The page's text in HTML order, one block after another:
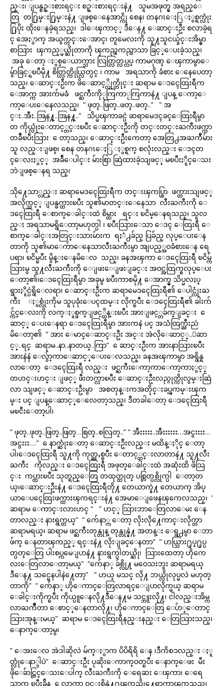
ည္း၊ ျပန္စဥ္းစားရင္း စဥ္းစားရင္းနဲ႔ သူမအဖုတ္မွ အရည္ေ
တြ တ႐ြမ္း႐ြမ္းနဲ႔ ျဖစ္ေနေအာင္ကို စေန၊ တနဂၤေႏြ ႏွစ္ရက္လုံး
႐ြပိုး ထိုးေနခဲ့ရသည္၊ ဒါေၾကာင့္ ဒီေန႔ ေဆာင္းဦး စလာခဲ့ရ
င္ အေႏွာက္ အယွက္ကင္းေအာင္၊ တူမေလးကို သူ႔သူငယ္ခ်င္းအိမ္မွာ
စာသြား ၾကည့္မယ္ဆိုတာကို ၾကည္ၾကည္သာသာ ခြင့္ေပးခဲ့သည္၊
အခု ေတာ့ ႏွစ္ေယာက္သား လြတ္လြတ္လပ္လပ္ ကာမဂုဏ္ ေၾကာမွာေ
မွ်ာခြင့္ရၿပီမို႔ စိတ္လြတ္ကိုယ္လြတ္ပင္ ၊ ကာမ အရသာကို ခံစား ေနေပေတာ့
သည္၊ ေဆာင္းဦးက ဖိေဆာင့္လိုက္တိုင္း ဆရာမ ေဒၚေထြးရီက
ေအာက္က အားက်မခံ ဖင္ႀကီးကိုႂကြကာႂကြကာနဲ႔ ျပန္ ေကာ့ေ
ကာ့ေပးေနေလသည္၊ ” ဖုတ္..ဖြတ္..ဖတ္..ဖတ္..” ” အ
င္း..အီး..အြန႔္..အြန႔္..” သိပ္မၾကာခင္ပဲ ဆရာမေဒၚခင္ေထြးရီမွာ
တ ကိုယ္လုံးေတာင့္တင္းၿပီး ေဆာင္းဦးကို တင္းတင္းႀကီးဖက္ကာ
တခ်ီၿပီးသြား ေတာ့သည္၊ ေဆာင္းဦးကေတာ့ အေတြ႕အႀကဳံမ်ား
သူ လည္းျဖစ္၊ စေန တနဂၤေႏြ ႏွစ္ရက္ စလုံးလည္း ေဒၚတ
င္ေလးႏွင့္ အခ်ီေပါင္း မ်ားစြာ ဆြဲထားခဲ့သျဖင့္ မၿပီးႏိူင္ေသး
ဘဲျဖစ္ေနရ သည္၊
သို႔ေသာ္လည္း ဆရာမေဒၚေထြးရီက တင္းၾကပ္စြာ ဖက္ထားသျဖင့္
အလိုက္သင့္ ျပန္ဖက္ထားၿပီး သူ၏မာတင္းေနေသာ လီးႀကီးကို ေ
ဒၚေထြးရီ ေစာက္ေခါင္းထဲ စိမ္ထား ရင္း ၿငိမ္ေနရသည္၊ သူလ
ည္း အရသာမရွိေတာ့မဟုတ္ပါ ၊ ၿပီးသြားေသာ ေဒၚ ေထြးရီ ေ
စာက္ေခါင္းအတြင္းသားမ်ားက ရႈံ႕ခ်ည္ ပြခ်ည္ လုပ္ေပးေန
တာကို သူ၏မာေက်ာေနေသာလီးႀကီးမွာ အျပည့္အဝခံစားေန ရေ
ပရာ၊ ၿငိမ္ၿပီး မွိန္းေနမိေလ သည္၊ ခနအၾကာ ေဒၚေထြးရီ ၿငိမ္က်
သြားမွ သူ႔လီးႀကီးကို ေျဖးေျဖးျခင္း အဝင္အထြက္စလုပ္ေပး
ေတာ့၏၊ေဒၚေထြးရီမွာ အခုမွ ၿပီးကာစမို႔ ေအာက္မွ သိပ္မလႈပ္
ရွားႏိူင္ပဲရွိေလရာ၊ ေဆာင္းဦးက ဆရာမေဒၚေထြးရီ၏ ေပါင္လုံးႀ
ကီး ႏွစ္လုံးကိုမ သူပုခုံးေပၚထမ္း လိုက္ၿပီး ေဒၚေထြးရီ၏ ခါးက်
င္က်င္ေလးကို လက္ႏူစ္ဖက္ျဖင့္ထိန္းၿပီး အားျဖင့္တခ်က္ျခင္း ေ
ဆာင့္ ေပးေနရာ ေဒၚေထြးရီမွာ အားကနဲ ပင္ အသံထြက္ညီးညဴ
မိေတာ့၏ ” အား ေမာင္ေဆာင္းဦး အင္း အဲလိုေဆာင့္..ေဆာ
င့္..ရင္ ဆရာမ..နာ..နာတယ္..ကြာ” ေဆာင္းဦးက အားနာသြားၿပီး
အားနဲနဲ ေလွ်ာ့ကာေဆာင့္ေပးေလသည္၊ ခနအၾကာမွာ အရွိန္ရ
လာေတာ့ ေဒၚေထြးရီ လည္း ဖင္ႀကီးေကာ့ကာေကာ့ကာႏွင့္
တဟင္းဟင္း ျဖင့္ ဖီးတက္လာၿပီး ေဆာင္းဦးလည္ဂုတ္ကိုလွမ္းဆြဲ
လာ သျဖင့္ ေဆာင္းဦးမွာ အစတုန္းကအတိုင္းခပ္ၾကမ္းၾက
မ္း ပင္ ျပန္ေဆာင့္ေလေတာ့သည္၊ ဒီတခါေတာ့ ေဒၚေထြးရီ
မၿငီးေတာ့ပါ၊
” ဖုတ္..ဖုတ္..ဖြတ္..ဖြတ္…စြတ္..စလြတ္..” ” အီးးးးး..အီးးးးးး…အငွးးးး…
အငွးးး….” ေနာက္ဆုံးေတာ့ ေဆာင္းဦးလည္း မထိန္ႏိုင္ ေတာ့
ပါ၊ေဒၚေထြးရီ သူ႔ကို ကုတ္ညႇစ္ၿပီး ေတာင့္တင္းလာတာနဲ႔ သူ႔လီး
ႀကီး ကိုလည္း ေဒၚေထြးရီ အဖုတ္ေခါင္းထဲ အဆုံးထိ ဖိသြ
င္း ကပ္ထားၿပီး သုတ္ရည္ေတြ တထုတ္ထုတ္ ပစ္လြတ္ပစ္လိုက္ပါ ေတာ့တ
ယ္၊ေဆာင္းဦးနဲ႔ ေဒၚေထြးရီတို႔ တေယာက္နဲ႔ တေယာက္ အိပ္
ယာေပၚေထြးဖက္ထားၾကရင္းနဲ႔ အေမာေျဖေနၾကေလသည္၊ ”
ဆရာမ ေကာင္းလားဟင္ “ ” ဟင့္ သြားဘာေတြလာေမး ေန
တာလည္း နားရွက္တယ္” ” က်ေနာ္က ေတာ့ လိုးလို႔ေကာင္းလိုက္တာ
ဆရာမရယ္၊ ဆရာမ ဖင္ႀကီးတုန္တုန္ တုန္တုန္နဲ႔ အတန္း ေရွ႕မွာ ေဘာ
ဖ်က္ ေနတာၾကည့္ ရင္းနဲ႔ လိုးျခင္ေနတာ” ” ဟယ္သြား႐ုပ္႐ုပ္ပ
တ္ပတ္ေတြ ပါးစပ္ကမေျပာနဲ႔ နားရွက္ပါတယ္ဆို၊ သြားထေတာ့ ဟိုကေ
လးေတြလာေတာ့မယ္” “က်ေနာ္ ခ်စ္လို႔ မဝေသးဘူး ဆရာမရယ္
ဒီေန႔ သင္မေနပါနဲ႔ေတာ့” ” ဟယ္ မသင္ လို႔ ဘယ္လိုလုပ္မလဲ မဟုတ္
တာကို” ” က်ေနာ္ ဟိုေကာင္ေတြလာရင္ေျပာလိုက္မယ္ ဆရာမ
ေခါင္းကိုက္ၿပီး ကိုယ္ပူေနလို႔ဒီေန႔မ သင္ဘူးလို႔၊ ငါလည္းအိမ္က
လာႀကိဳတာ ေစာင့္ေနတာလို႔၊ ဟိုေကာင္ေတြ ေပ်ာ္ေတာင္
သြားအုန္းမယ္” ဆရာမ ေဒၚေထြးရီနည္းနည္း ေတြသြားသည္၊
ေနာက္ေတာ့မွ၊
” ေအးေလ အဲဒါဆိုလဲ မ်က္ႏွာက ပိပိရိရိ ေန ၊ဒီကိစၥလည္း ႏူ
တ္လုံေနာ္ဒါပဲ” ေဆာင္းဦး ပုဆိုးေကာက္ဝတ္ၿပီး ေနာက္ေဖး မီး
ဖိုေခ်ာင္တြင္ေသးေပါက္ လီးႀကီးကို ေရေဆး ေၾကာ၊ ေရေ
သာက္ ၿပီးခ်ိန္ ေလာက္မွာ ဝင္းစိန္နဲ႔႐ူၾကည္တို႔ေရာက္လာၾကသည္၊